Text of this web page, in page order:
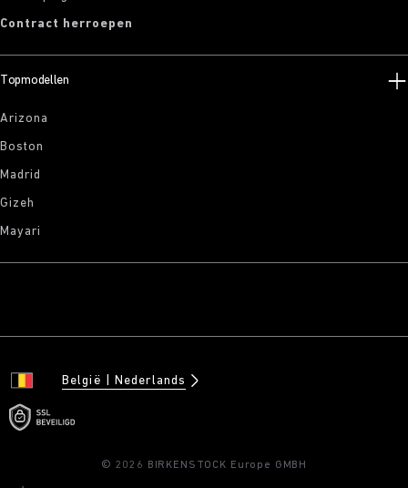
Contract herroepen
Topmodellen
Arizona
Boston
Madrid
Gizeh
Mayari
België Nederlands
© 2026 BIRKENSTOCK Europe GMBH